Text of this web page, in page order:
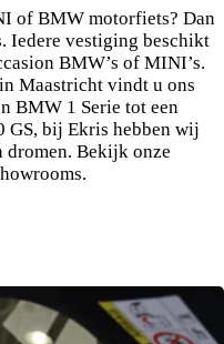
of BMW motorfiets? Dan
Iedere vestiging beschikt
BMW’s of MINI’s.
Maastricht vindt u ons
BMW 1 Serie tot een
bij Ekris hebben wij
dromen. Bekijk onze